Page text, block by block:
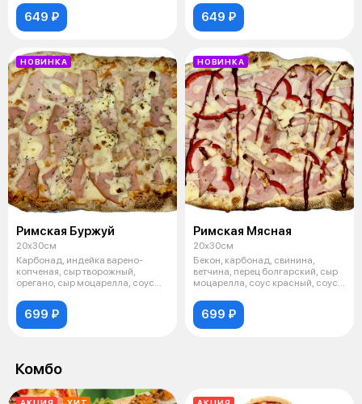
649 ₽ 649 ₽
НОВИНКА
Римская Буржуй
20х30см
Карбонад, индейка варено-
копченая, сыр творожный,
орегано, сыр моцарелла, соус
699 ₽
НОВИНКА
Римская Мясная
20х30см
Бекон, карбонад, свинина,
ветчина, перец болгарский, сыр
моцарелла, соус красный, соус
699 ₽
Комбо